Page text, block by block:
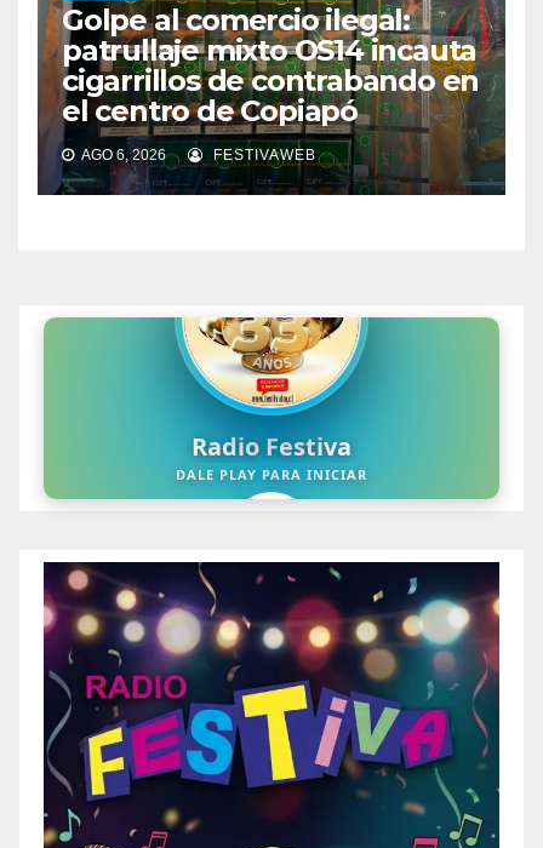
Golpe al comercio ilegal:
patrullaje mixto OS14 incauta
cigarrillos de contrabando en
el centro de Copiapó
AGO 6, 2026 FESTIVAWEB